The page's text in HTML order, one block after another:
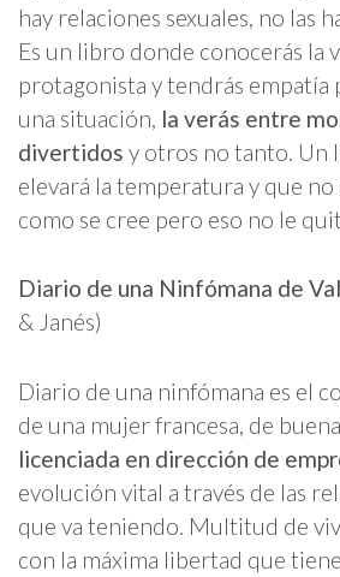
hay relaciones sexuales, no las
Es un libro donde conocerás la
protagonista y tendrás empatía
una situación, la verás entre
divertidos y otros no tanto. Un
elevará la temperatura y que
como se cree pero eso no le
Diario de una Ninfómana de
& Janés)
Diario de una ninfómana es el
de una mujer francesa, de
licenciada en dirección de
evolución vital a través de las
que va teniendo. Multitud de
con la máxima libertad que